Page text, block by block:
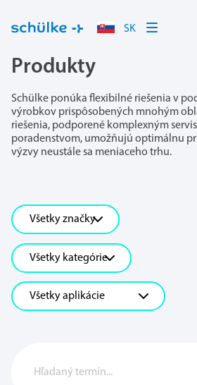
SK
Produkty
Schülke ponúka flexibilné riešenia v
výrobkov prispôsobených mnohým
riešenia, podporené komplexným
poradenstvom, umožňujú optimálnu
výzvy neustále sa meniaceho trhu.